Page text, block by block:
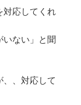
対応してくれ
いない」と聞
、対応して